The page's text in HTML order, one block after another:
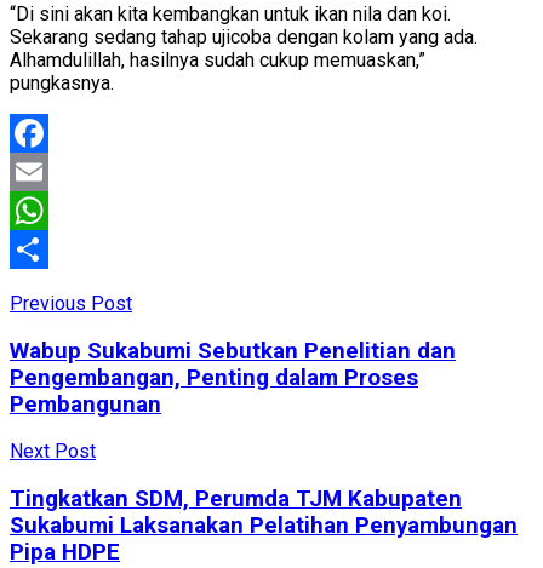
“Di sini akan kita kembangkan untuk ikan nila dan koi.
Sekarang sedang tahap ujicoba dengan kolam yang ada.
Alhamdulillah, hasilnya sudah cukup memuaskan,”
pungkasnya.
Facebook
Email
WhatsApp
Previous Post
Wabup Sukabumi Sebutkan Penelitian dan
Pengembangan, Penting dalam Proses
Pembangunan
Next Post
Tingkatkan SDM, Perumda TJM Kabupaten
Sukabumi Laksanakan Pelatihan Penyambungan
Pipa HDPE